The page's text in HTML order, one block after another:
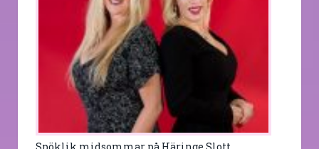
Spöklik midsommar på Häringe Slott